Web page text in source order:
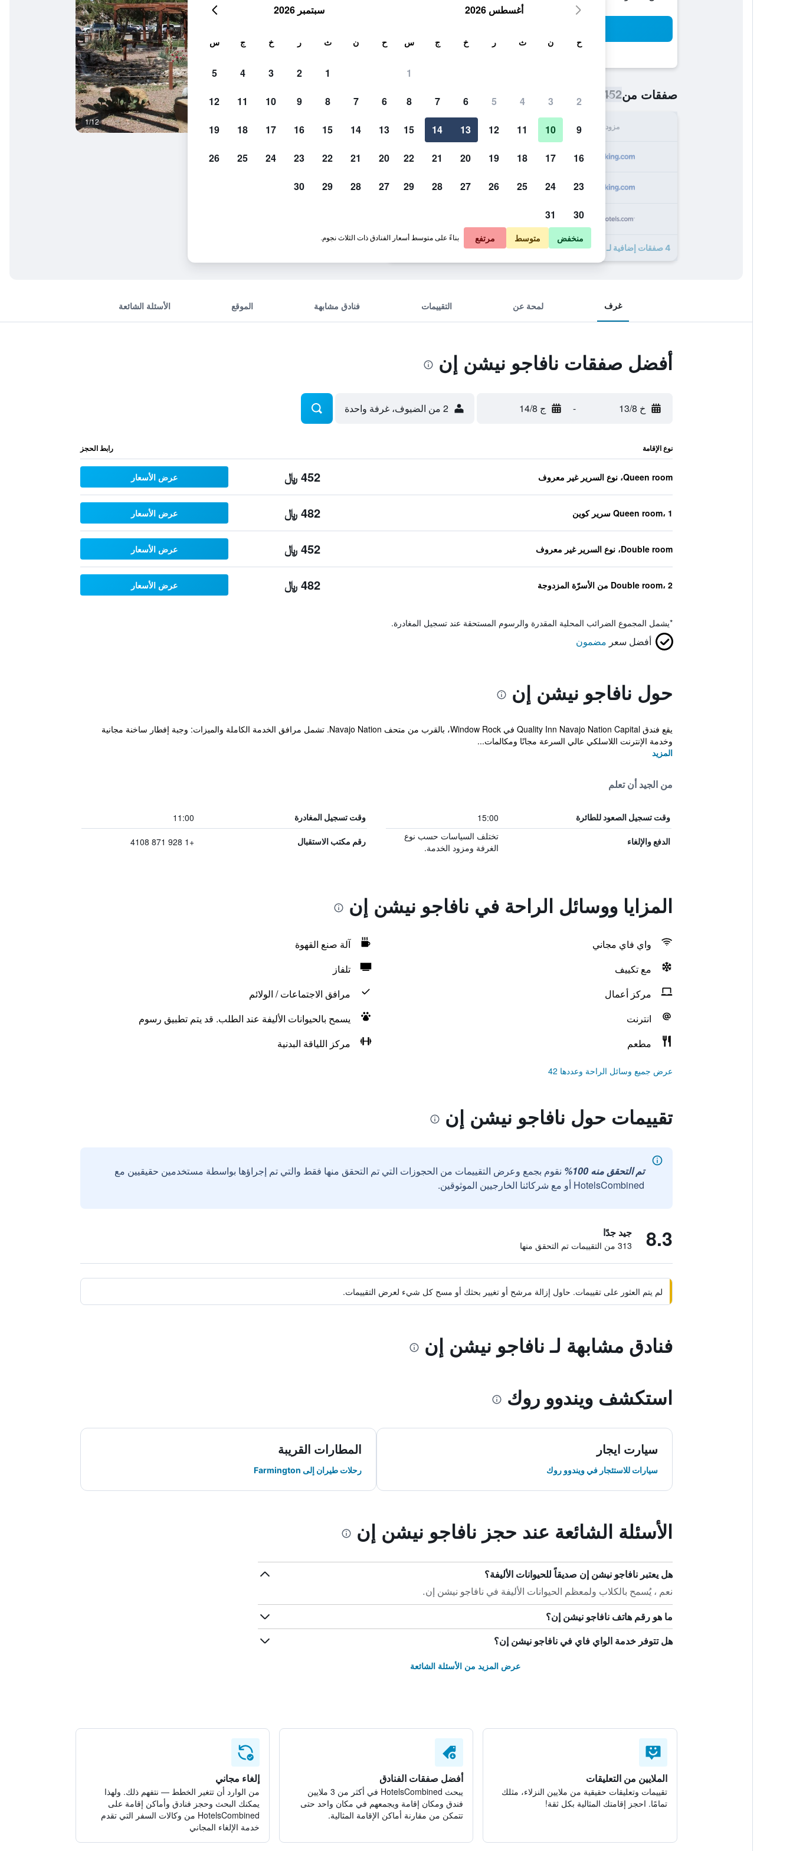
صفقات من452 ﷼
مزود الإجمالي في الليلة
452 ﷼ عرض الصفقة
452 ﷼ عرض الصفقة
4 صفقات إضافية لـ نافاجو نيشن إن
1/12
صور لـ نافاجو نيشن إن
غرف لمحة عن التقييمات فنادق مشابهة الموقع الأسئلة الشائعة
أفضل صفقات نافاجو نيشن إن
خ 13/8 - ج 14/8 2 من الضيوف، غرفة واحدة
نوع الإقامة رابط الحجز
Queen room، نوع السرير غير معروف 452 ﷼ عرض الأسعار
Queen room، 1 سرير كوين 482 ﷼ عرض الأسعار
Double room، نوع السرير غير معروف 452 ﷼ عرض الأسعار
Double room، 2 من الأسرّة المزدوجة 482 ﷼ عرض الأسعار
*يشمل المجموع الضرائب المحلية المقدرة والرسوم المستحقة عند تسجيل المغادرة.
أفضل سعر مضمون
حول نافاجو نيشن إن
يقع فندق Quality Inn Navajo Nation Capital في Window Rock، بالقرب من متحف Navajo Nation. تشمل مرافق الخدمة الكاملة والميزات: وجبة إفطار ساخنة مجانية
وخدمة الإنترنت اللاسلكي عالي السرعة مجانًا ومكالمات...
المزيد
من الجيد أن تعلم
وقت تسجيل الصعود للطائرة 15:00 وقت تسجيل المغادرة 11:00
الدفع والإلغاء
تختلف السياسات حسب نوع
الغرفة ومزود الخدمة.
رقم مكتب الاستقبال +1 928 871 4108
المزايا ووسائل الراحة في نافاجو نيشن إن
واي فاي مجاني
آلة صنع القهوة
مع تكييف
تلفاز
مركز أعمال
مرافق الاجتماعات / الولائم
انترنت
يسمح بالحيوانات الأليفة عند الطلب. قد يتم تطبيق رسوم
مطعم
مركز اللياقة البدنية
عرض جميع وسائل الراحة وعددها 42
تقييمات حول نافاجو نيشن إن
تم التحقق منه 100%
نقوم بجمع وعرض التقييمات من الحجوزات التي تم التحقق منها فقط والتي تم إجراؤها بواسطة مستخدمين حقيقيين مع
HotelsCombined أو مع شركائنا الخارجيين الموثوقين.
8.3 جيد جدًا
313 من التقييمات تم التحقق منها
لم يتم العثور على تقييمات. حاول إزالة مرشح أو تغيير بحثك أو مسح كل شيء لعرض التقييمات.
فنادق مشابهة لـ نافاجو نيشن إن
استكشف ويندوو روك
سيارت ايجار
سيارات للاستئجار في ويندوو روك
المطارات القريبة
رحلات طيران إلى Farmington
الأسئلة الشائعة عند حجز نافاجو نيشن إن
هل يعتبر نافاجو نيشن إن صديقاً للحيوانات الأليفة؟
نعم ، يُسمح بالكلاب ولمعظم الحيوانات الأليفة في نافاجو نيشن إن.
ما هو رقم هاتف نافاجو نيشن إن؟
هل تتوفر خدمة الواي فاي في نافاجو نيشن إن؟
عرض المزيد من الأسئلة الشائعة
الملايين من التعليقات
تقييمات وتعليقات حقيقية من ملايين النزلاء، مثلك
تمامًا. احجز إقامتك المثالية بكل ثقة!
أفضل صفقات الفنادق
يبحث HotelsCombined في أكثر من 3 ملايين
فندق ومكان إقامة ويجمعهم في مكان واحد حتى
تتمكن من مقارنة أماكن الإقامة المثالية.
إلغاء مجاني
من الوارد أن تتغير الخطط — نتفهم ذلك. ولهذا
يمكنك البحث وحجز فنادق وأماكن إقامة على
HotelsCombined من وكالات السفر التي تقدم
خدمة الإلغاء المجاني
أغسطس 2026
ح ن ث ر خ ج س
1
2
3
4
5
6
7
8
9
10
11
12
13
14
15
16
17
18
19
20
21
22
23
24
25
26
27
28
29
30
31
سبتمبر 2026
ح ن ث ر خ ج س
1
2
3
4
5
6
7
8
9
10
11
12
13
14
15
16
17
18
19
20
21
22
23
24
25
26
27
28
29
30
منخفض متوسط مرتفع بناءً على متوسط أسعار الفنادق ذات الثلاث نجوم.